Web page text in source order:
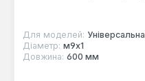
Для моделей: Універсальна
Діаметр: м9х1
Довжина: 600 мм